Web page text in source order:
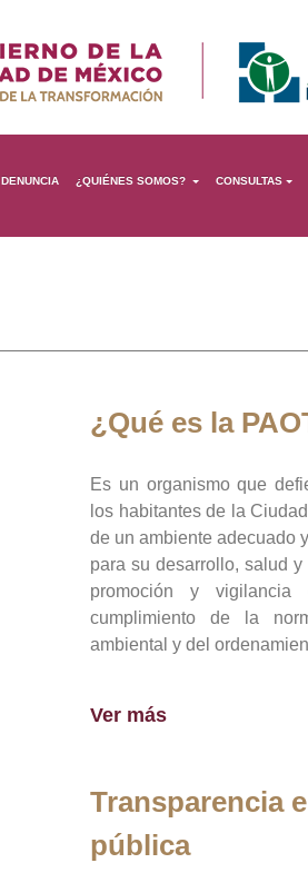
DENUNCIA ¿QUIÉNES SOMOS? CONSULTAS
¿Qué es la
Es un organismo que
los habitantes de la
de un ambiente adecuado
para su desarrollo, salud y
promoción y
cumplimiento de la
ambiental y del
Ver más
Transparencia
pública